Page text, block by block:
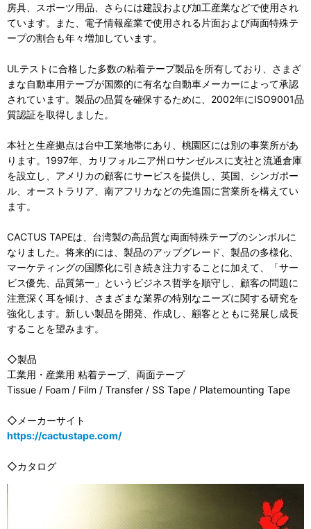
房具、スポーツ用品、さらには建設および加工産業などで使用され
ています。また、電子情報産業で使用される片面および両面特殊テ
ープの割合も年々増加しています。
ULテストに合格した多数の粘着テープ製品を所有しており、さまざ
まな自動車用テープが国際的に有名な自動車メーカーによって承認
されています。製品の品質を確保するために、2002年にISO9001品
質認証を取得しました。
本社と生産拠点は台中工業地帯にあり、桃園区には別の事業所があ
ります。1997年、カリフォルニア州ロサンゼルスに支社と流通倉庫
を設立し、アメリカの顧客にサービスを提供し、英国、シンガポー
ル、オーストラリア、南アフリカなどの先進国に営業所を構えてい
ます。
CACTUS TAPEは、台湾製の高品質な両面特殊テープのシンボルに
なりました。将来的には、製品のアップグレード、製品の多様化、
マーケティングの国際化に引き続き注力することに加えて、「サー
ビス優先、品質第一」というビジネス哲学を順守し、顧客の問題に
注意深く耳を傾け、さまざまな業界の特別なニーズに関する研究を
強化します。新しい製品を開発、作成し、顧客とともに発展し成長
することを望みます。
◇製品
工業用・産業用 粘着テープ、両面テープ
Tissue / Foam / Film / Transfer / SS Tape / Platemounting Tape
◇メーカーサイト
https://cactustape.com/
◇カタログ